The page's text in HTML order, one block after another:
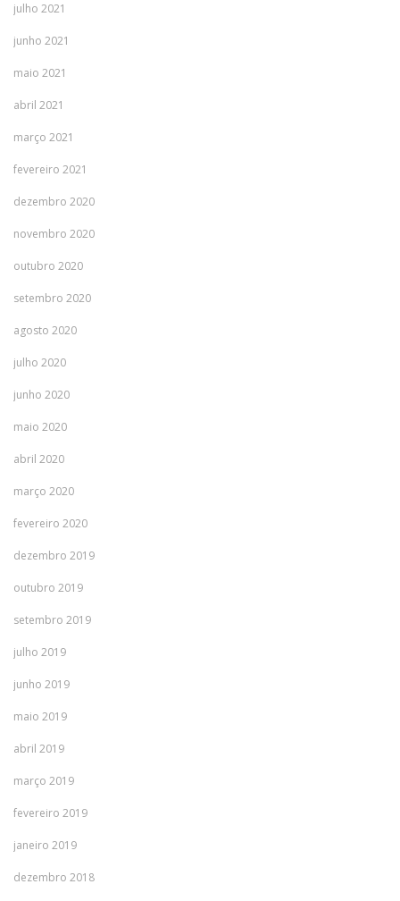
julho 2021
junho 2021
maio 2021
abril 2021
março 2021
fevereiro 2021
dezembro 2020
novembro 2020
outubro 2020
setembro 2020
agosto 2020
julho 2020
junho 2020
maio 2020
abril 2020
março 2020
fevereiro 2020
dezembro 2019
outubro 2019
setembro 2019
julho 2019
junho 2019
maio 2019
abril 2019
março 2019
fevereiro 2019
janeiro 2019
dezembro 2018